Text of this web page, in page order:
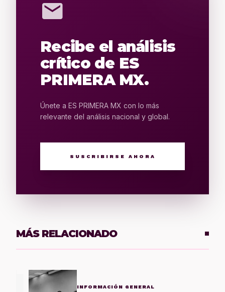
mail
Recibe el análisis
crítico de ES
PRIMERA MX.
Únete a ES PRIMERA MX con lo más
relevante del análisis nacional y global.
SUSCRIBIRSE AHORA
MÁS RELACIONADO
INFORMACIÓN GENERAL